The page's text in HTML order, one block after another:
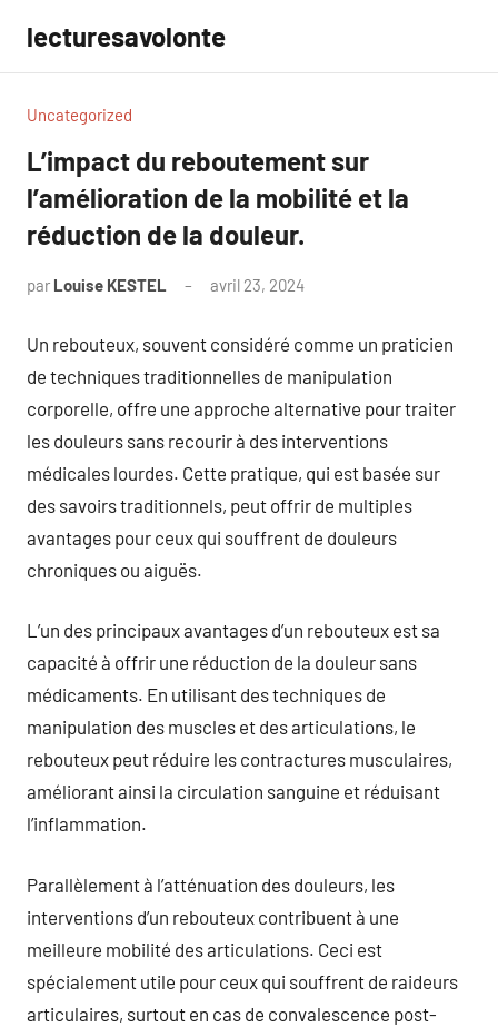
contenu
lecturesavolonte
Uncategorized
L’impact du reboutement sur
l’amélioration de la mobilité et la
réduction de la douleur.
par Louise KESTEL avril 23, 2024
Un rebouteux, souvent considéré comme un praticien
de techniques traditionnelles de manipulation
corporelle, offre une approche alternative pour traiter
les douleurs sans recourir à des interventions
médicales lourdes. Cette pratique, qui est basée sur
des savoirs traditionnels, peut offrir de multiples
avantages pour ceux qui souffrent de douleurs
chroniques ou aiguës.
L’un des principaux avantages d’un rebouteux est sa
capacité à offrir une réduction de la douleur sans
médicaments. En utilisant des techniques de
manipulation des muscles et des articulations, le
rebouteux peut réduire les contractures musculaires,
améliorant ainsi la circulation sanguine et réduisant
l’inflammation.
Parallèlement à l’atténuation des douleurs, les
interventions d’un rebouteux contribuent à une
meilleure mobilité des articulations. Ceci est
spécialement utile pour ceux qui souffrent de raideurs
articulaires, surtout en cas de convalescence post-